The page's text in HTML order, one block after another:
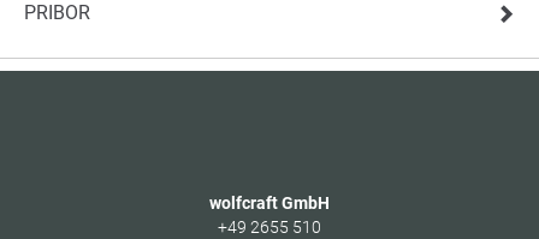
PRIBOR
wolfcraft GmbH
+49 2655 510